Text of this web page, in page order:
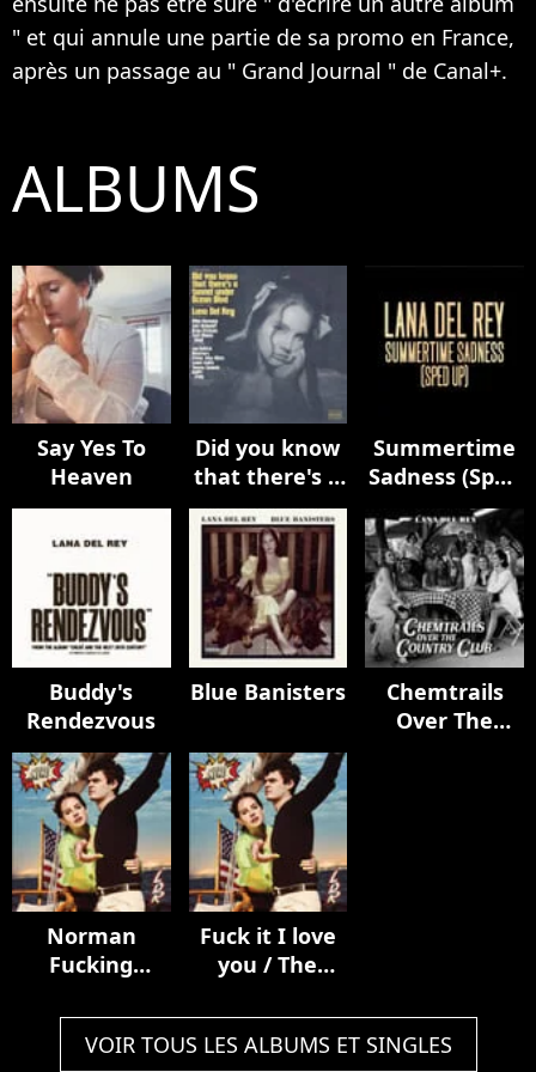
" et qui annule une partie de sa promo en France,
après un passage au " Grand Journal " de Canal+.
ALBUMS
Say Yes To
Heaven
Did you know
that there's a
tunnel under
Ocean Blvd
Summertime
Sadness (Sped
Buddy's
Rendezvous
Blue Banisters
Chemtrails
Over The
Norman
Fucking
Fuck it I love
you / The
VOIR TOUS LES ALBUMS ET SINGLES